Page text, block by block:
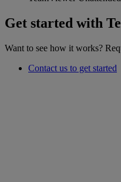
Get started with
Want to see how it works?
Contact us to get started